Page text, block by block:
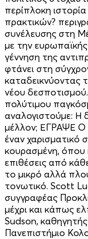
περίπλοκη
πρακτικών?
συνέλευσης στη
με την
γέννηση της
φτάνει στη
καταδεικνύοντας
νέου
πολύτιμου
αναλογιστούμε: Η
μέλλον; ΕΓΡΑΨΕ Ο
έναν χαρισματικό
κουρασµένη, όπου
επιθέσεις από
το µικρό αλλά
τονωτικό. Scott
συγγραφέας
µέχρι και κάπως
Sudson, καθηγητής
Πανεπιστήμιο